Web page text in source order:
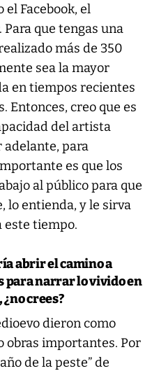
Facebook, el
que tengas una
más de 350
sea la mayor
en tiempos recientes
Entonces, creo que es
del artista
adelante, para
es que los
al público para que
lo entienda, y le sirva
este tiempo.
abrir el camino a
para narrar lo vivido en
crees?
dieron como
obras importantes. Por
de la peste” de